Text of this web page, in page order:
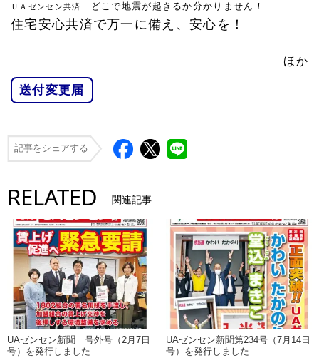
ＵＡゼンセン共済 どこで地震が起きるか分かりません！
住宅安心共済で万一に備え、安心を！
ほか
送付変更届
記事をシェアする
RELATED 関連記事
UAゼンセン新聞 号外号（2月7日
号）を発行しました
UAゼンセン新聞第234号（7月14日
号）を発行しました